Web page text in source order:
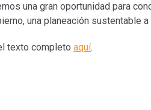
una gran oportunidad para
una planeación sustentable a
texto completo aquí.